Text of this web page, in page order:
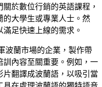
於數位行銷的英語課程，
的大學生或專業人士。然
足快速上線的需求。
波蘭市場的企業，製作帶
內容至關重要。例如，一
翻譯成波蘭語，以吸引當